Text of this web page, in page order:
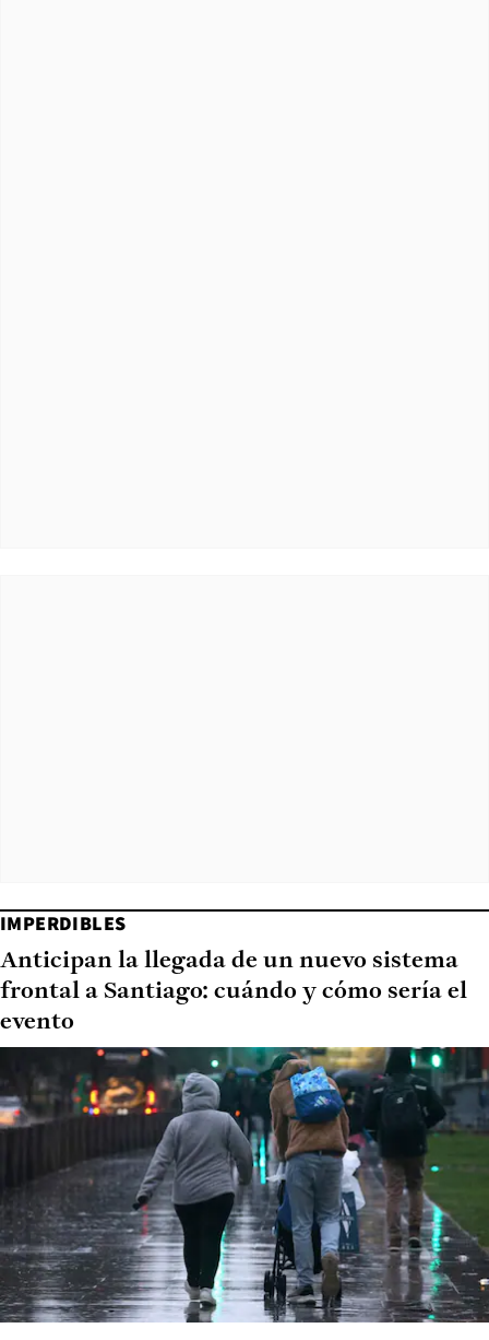
IMPERDIBLES
Anticipan la llegada de un nuevo sistema
frontal a Santiago: cuándo y cómo sería el
evento